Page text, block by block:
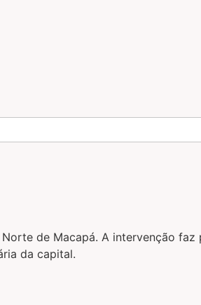
de Macapá. A intervenção
da capital.